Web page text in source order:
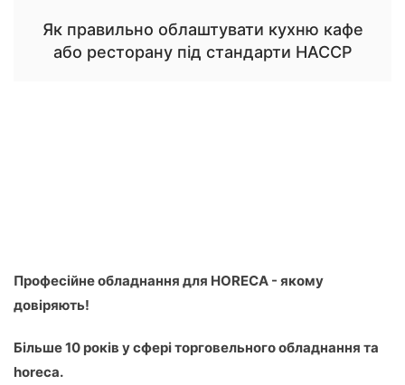
Як правильно облаштувати кухню кафе
або ресторану під стандарти HACCP
Професійне обладнання для HORECA - якому
довіряють!
Більше 10 років у сфері торговельного обладнання та
horeca.